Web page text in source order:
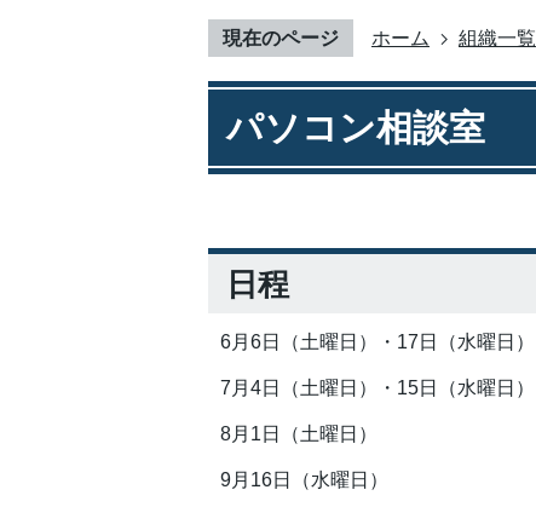
現在のページ ホーム 組織一覧
パソコン相談室
日程
6月6日（土曜日）・17日（水曜日）
7月4日（土曜日）・15日（水曜日）
8月1日（土曜日）
9月16日（水曜日）